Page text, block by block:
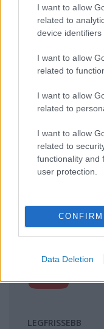
I want to allow
related to
device identifiers
I want to allow
related to
I want to allow
related to
I want to allow
related to
functionality and
user protection.
CONFIRM
Data Deletion
REAKTOR
Manaus: a
Az
kihívásai
Mik alakítják a
torzítások
A világ
Közép-
A közlekedés
FACEBOOK
LEGFRISSEBB